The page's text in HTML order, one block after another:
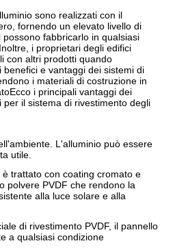
sono realizzati con il
fornendo un elevato livello di
fabbricarlo in qualsiasi
i proprietari degli edifici
con altri prodotti quando
e vantaggi dei sistemi di
i materiali di costruzione in
i principali vantaggi dei
per il sistema di rivestimento degli
L'alluminio può essere
utile.
trattato con coating cromato e
polvere PVDF che rendono la
alla luce solare e alla
di rivestimento PVDF, il pannello
a qualsiasi condizione